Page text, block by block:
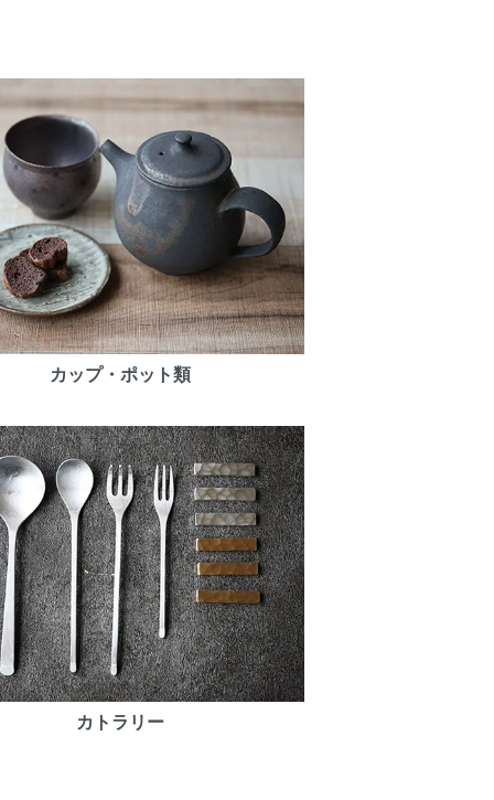
カップ・ポット類
カトラリー